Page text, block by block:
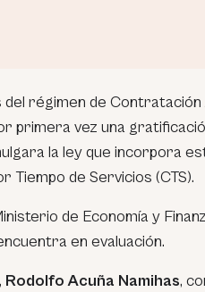
régimen de
primera vez una
la ley que incorpora
Tiempo de Servicios (CTS).
de Economía y
en evaluación.
Rodolfo Acuña Namihas,